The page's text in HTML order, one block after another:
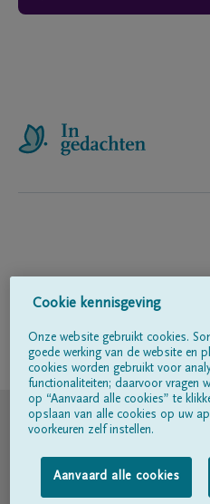
Volg ons op
©
Cookie kennisgeving
Onze website gebruikt cookies.
goede werking van de website en
cookies worden gebruikt voor
functionaliteiten; daarvoor vragen
op “Aanvaard alle cookies” te
opslaan van alle cookies op uw
voorkeuren zelf instellen.
Aanvaard alle cookies